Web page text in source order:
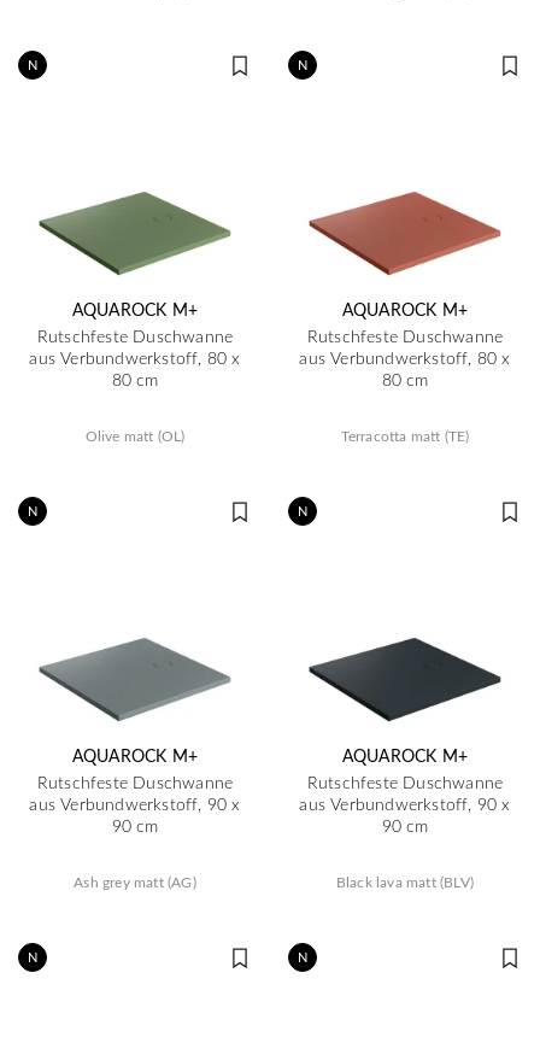
N
AQUAROCK M+
Rutschfeste Duschwanne
aus Verbundwerkstoff, 80 x
80 cm
Olive matt (OL)
N
AQUAROCK M+
Rutschfeste Duschwanne
aus Verbundwerkstoff, 80 x
80 cm
Terracotta matt (TE)
N
AQUAROCK M+
Rutschfeste Duschwanne
aus Verbundwerkstoff, 90 x
90 cm
Ash grey matt (AG)
N
AQUAROCK M+
Rutschfeste Duschwanne
aus Verbundwerkstoff, 90 x
90 cm
Black lava matt (BLV)
N N